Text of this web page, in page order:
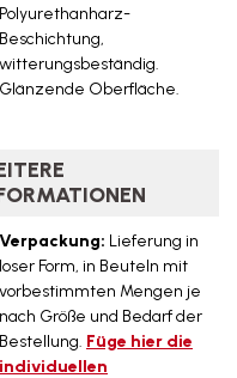
Polyurethanharz-
Beschichtung,
witterungsbeständig.
Glänzende Oberfläche.
Verpackung: Lieferung in
loser Form, in Beuteln mit
vorbestimmten Mengen je
nach Größe und Bedarf der
Bestellung. Füge hier die
individuellen